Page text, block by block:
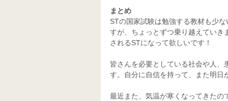
まとめ
STの国家試験は勉強する教材も少
すが、ちょっとずつ乗り越えていき
されるSTになって欲しいです！
皆さんを必要としている社会や人、
す。自分に自信を持って、また明日
最近また、気温が寒くなってきたの